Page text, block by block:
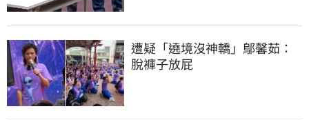
遭疑「遶境沒神轎」鄔馨茹：
脫褲子放屁